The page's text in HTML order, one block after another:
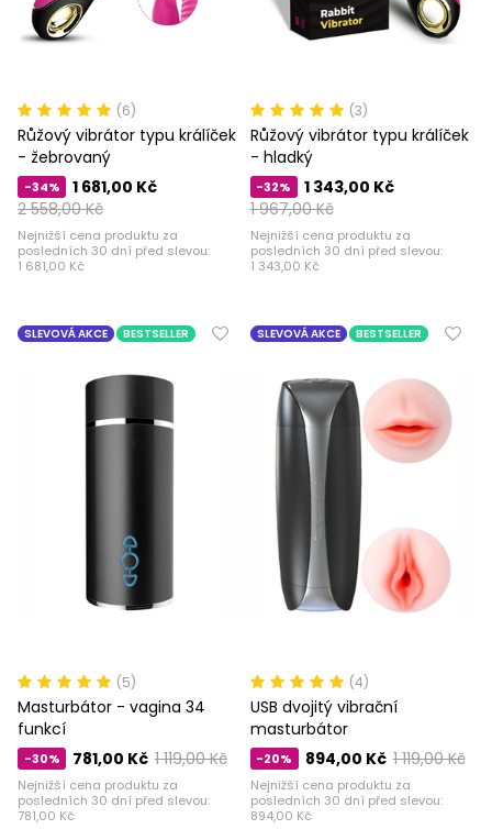
(6)
Růžový vibrátor typu králíček
- žebrovaný
-34%
2 558,00 Kč
1 681,00 Kč
Nejnižší cena produktu za
posledních 30 dní před slevou:
1 681,00 Kč
(3)
Růžový vibrátor typu králíček
- hladký
-32%
1 967,00 Kč
1 343,00 Kč
Nejnižší cena produktu za
posledních 30 dní před slevou:
1 343,00 Kč
SLEVOVÁ AKCE BESTSELLER
(5)
Masturbátor - vagina 34
funkcí
-30% 1 119,00 Kč
781,00 Kč
Nejnižší cena produktu za
posledních 30 dní před slevou:
781,00 Kč
SLEVOVÁ AKCE BESTSELLER
(4)
USB dvojitý vibrační
masturbátor
-20% 1 119,00 Kč
894,00 Kč
Nejnižší cena produktu za
posledních 30 dní před slevou:
894,00 Kč